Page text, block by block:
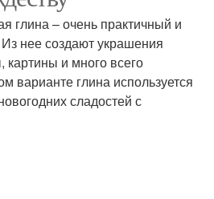
глина – очень практичный и
нее создают украшения
картины и много всего
варианте глина используется
сладостей с